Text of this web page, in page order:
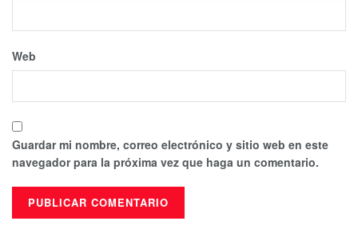
Web
Guardar mi nombre, correo electrónico y sitio web en este
navegador para la próxima vez que haga un comentario.